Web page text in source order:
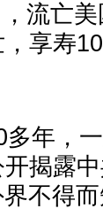
流亡
享寿
年，
揭露
不得而